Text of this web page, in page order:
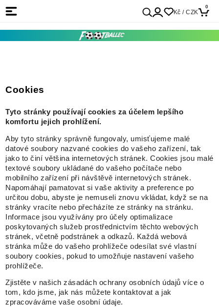
Kč / CZK
0
Cookies
Tyto stránky používají cookies za účelem lepšího
komfortu jejich prohlížení.
Aby tyto stránky správně fungovaly, umisťujeme malé
datové soubory nazvané cookies do vašeho zařízení, tak
jako to činí většina internetových stránek. Cookies jsou malé
textové soubory ukládané do vašeho počítače nebo
mobilního zařízení při návštěvě internetových stránek.
Napomáhají pamatovat si vaše aktivity a preference po
určitou dobu, abyste je nemuseli znovu vkládat, když se na
stránky vracíte nebo přecházíte ze stránky na stránku.
Informace jsou využívány pro účely optimalizace
poskytovaných služeb prostřednictvím těchto webových
stránek, včetně podstránek a odkazů. Každá webová
stránka může do vašeho prohlížeče odesílat své vlastní
soubory cookies, pokud to umožňuje nastavení vašeho
prohlížeče.
Zjistěte v našich zásadách ochrany osobních údajů více o
tom, kdo jsme, jak nás můžete kontaktovat a jak
zpracováváme vaše osobní údaje.